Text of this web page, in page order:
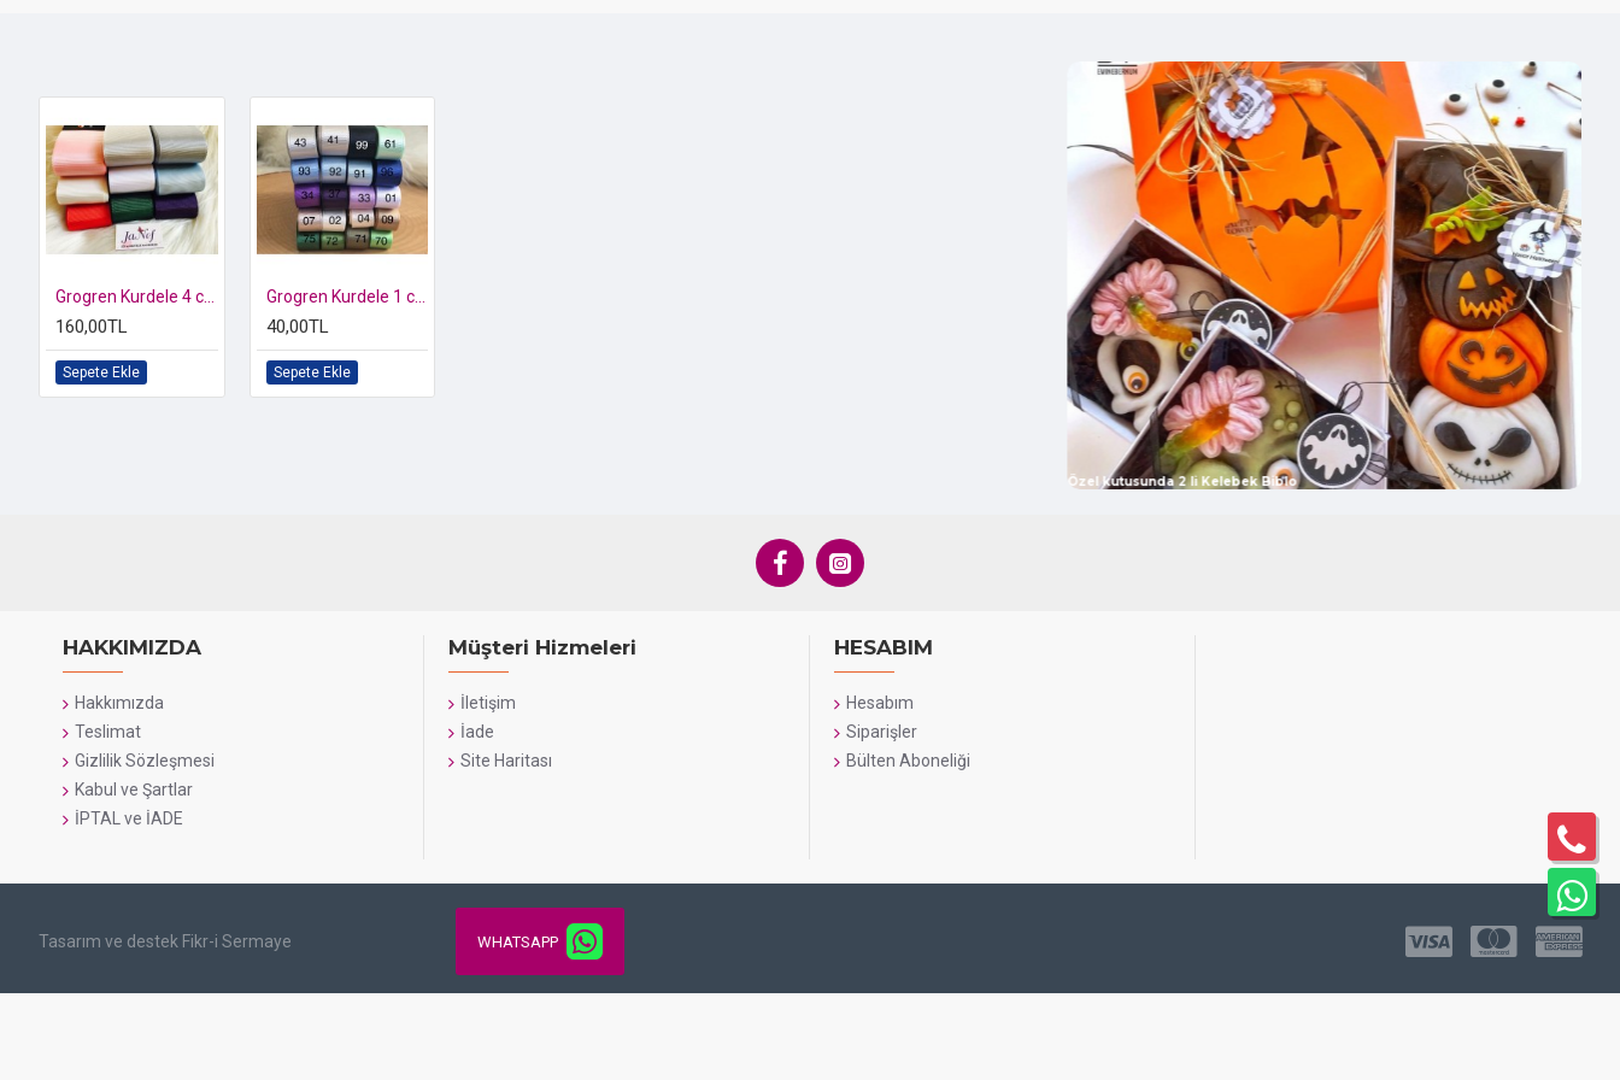
onlara lüks ve gösterişli bir görünüm kazandırmak için.
Baby Shower ve Bebek Mevlüdü: Bebek bezi pastaları, büyük hediyelik sepetler veya
masa süslemelerinde ana vurgu elemanı olarak.
Yastık kılıfları, perdeler, masa örtüleri veya çantalar gibi dikiş
projelerinde geniş kenar süslemeleri veya dekoratif fiyonklar yapmak için.
Etkinlik ve Parti Süslemeleri: Sandalyeleri, masaları veya mekan girişlerini süslemek için
kullanılan çarpıcı bağlama ve fiyonk detayları oluşturmada.
El Sanatları ve Hobi Çalışmaları:Büyük boyutlu el işi projelerinde, kapı çelenklerinde
veya duvar süslerinde ana dekoratif öğe olarak.
160,00TL
Sepete Ekle
Grogren Kurdele 1 cm
40,00TL
Sepete Ekle
Özel kutusunda 2 li Kelebek Biblo
HAKKIMIZDA
Hakkımızda
Teslimat
Gizlilik Sözleşmesi
Kabul ve Şartlar
İPTAL ve İADE
Müşteri Hizmeleri
İletişim
İade
Site Haritası
HESABIM
Hesabım
Siparişler
Bülten Aboneliği
Tasarım ve destek Fikr-i Sermaye WHATSAPP